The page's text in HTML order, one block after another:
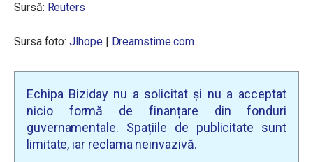
Sursă: Reuters
Sursa foto:Jlhope | Dreamstime.com
Echipa Biziday nu a solicitat și nu a acceptat
nicio formă de finanțare din fonduri
guvernamentale. Spațiile de publicitate sunt
limitate, iar reclama neinvazivă.